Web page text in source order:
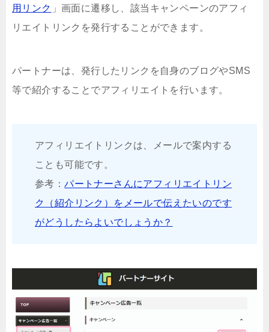
用リンク 」画面に遷移し、該当キャンペーンのアフィ
リエイトリンクを発行することができます。
パートナーは、発行したリンクを自身のブログやSMS
等で紹介することでアフィリエイトを行います。
アフィリエイトリンクは、メールで案内する
ことも可能です。
参考：パートナーさんにアフィリエイトリン
ク（紹介リンク）をメールで伝えたいのです
がどうしたらよいでしょうか？